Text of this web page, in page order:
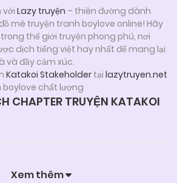
với Lazy truyện – thiên đường dành
mê truyện tranh boylove online! Hãy
thế giới truyện phong phú, nơi
dịch tiếng việt hay nhất để mang lại
và đầy cảm xúc.
Katakoi Stakeholder tại lazytruyen.net
chất lượng
CHAPTER TRUYỆN KATAKOI
Xem thêm